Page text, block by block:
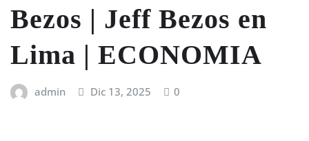
Bezos | Jeff Bezos en
Lima | ECONOMIA
admin Dic 13, 2025 0